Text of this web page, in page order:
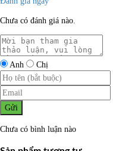
Chưa có đánh giá nào.
Anh Chị
Gửi
Chưa có bình luận nào